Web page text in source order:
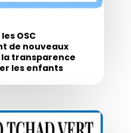
OSC
de nouveaux
transparence
les enfants